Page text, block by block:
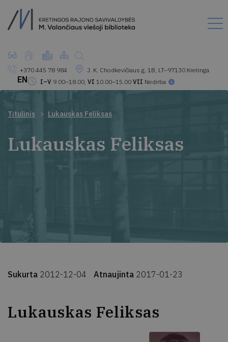
+370 445 78 984
J. K. Chodkevičiaus g. 1B, LT–97130 Kretinga
I–V 9.00–18.00, VI 10.00–15.00 VII Nedirba
EN
Titulinis Lukauskas Feliksas
Lukauskas Feliksas
Sukurta 2012-12-04 Atnaujinta 2017-01-23
Lukauskas Feliksas